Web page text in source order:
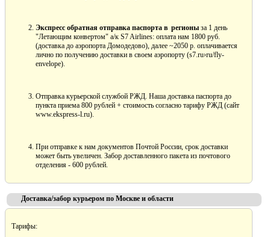
Экспресс обратная отправка паспорта в регионы за 1 день
"Летающим конвертом" а/к S7 Airlines: оплата нам 1800 руб.
(доставка до аэропорта Домодедово), далее ~2050 р. оплачивается
лично по получению доставки в своем аэропорту (s7.ru›ru/fly-
envelope).
Отправка курьерской службой РЖД. Наша доставка паспорта до
пункта приема 800 рублей + стоимость согласно тарифу РЖД (сайт
www.ekspress-l.ru).
При отправке к нам документов Почтой России, срок доставки
может быть увеличен. Забор доставленного пакета из почтового
отделения - 600 рублей.
Доставка/забор курьером по Москве и области
Тарифы: